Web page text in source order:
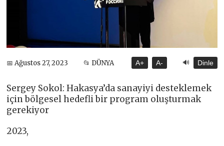
📅 Ağustos 27, 2023 📂 DÜNYA A+ A- 🔊 Dinle
Sergey Sokol: Hakasya’da sanayiyi desteklemek
için bölgesel hedefli bir program oluşturmak
gerekiyor
2023,